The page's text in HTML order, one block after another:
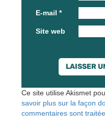
E-mail *
Site web
Ce site utilise Akismet
savoir plus sur la façon
commentaires sont